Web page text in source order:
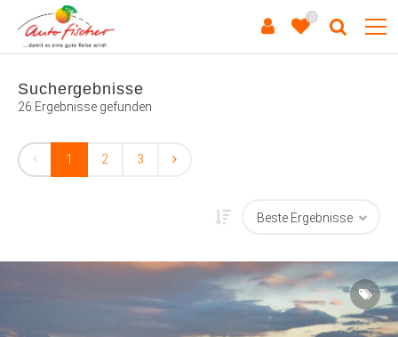
0
Suchergebnisse
26 Ergebnisse gefunden
1 2 3